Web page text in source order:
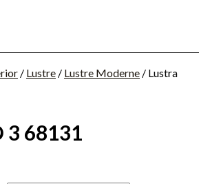
/ Lustre / Lustre Moderne / Lustra
3 68131